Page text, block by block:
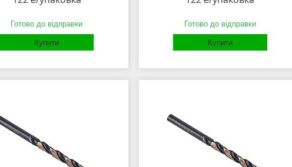
Готово до відправки
Купити
Готово до відправки
Купити